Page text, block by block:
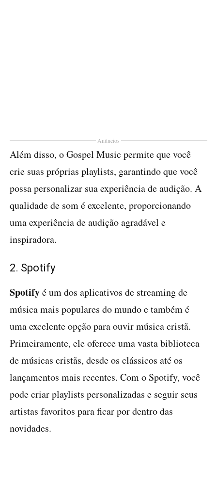
Anúncios
Além disso, o Gospel Music permite que você
crie suas próprias playlists, garantindo que você
possa personalizar sua experiência de audição. A
qualidade de som é excelente, proporcionando
uma experiência de audição agradável e
inspiradora.
2. Spotify
Spotifyé um dos aplicativos de streaming de
música mais populares do mundo e também é
uma excelente opção para ouvir música cristã.
Primeiramente, ele oferece uma vasta biblioteca
de músicas cristãs, desde os clássicos até os
lançamentos mais recentes. Com o Spotify, você
pode criar playlists personalizadas e seguir seus
artistas favoritos para ficar por dentro das
novidades.